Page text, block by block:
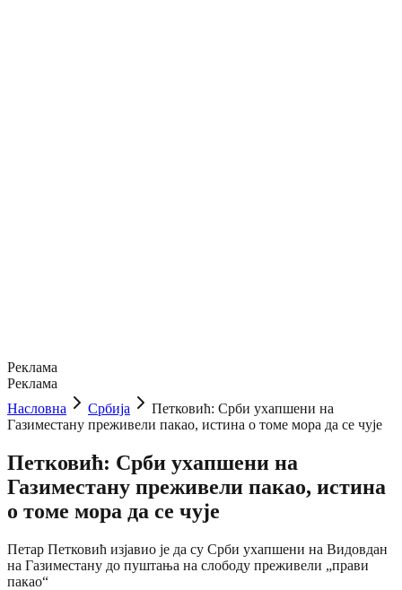
Реклама
Реклама
Насловна
Србија
Петковић: Срби ухапшени на
Газиместану преживели пакао, истина о томе мора да се чује
Петковић: Срби ухапшени на
Газиместану преживели пакао, истина
о томе мора да се чује
Петар Петковић изјавио је да су Срби ухапшени на Видовдан
на Газиместану до пуштања на слободу преживели „прави
пакао“